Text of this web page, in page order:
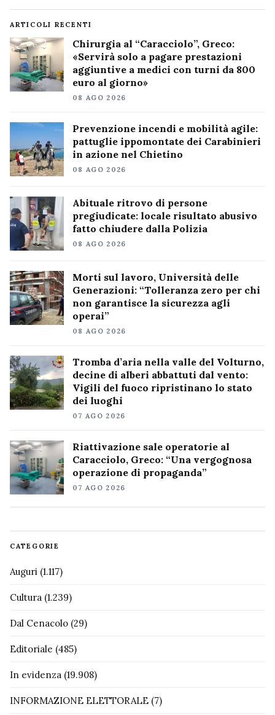
ARTICOLI RECENTI
Chirurgia al “Caracciolo”, Greco:
«Servirà solo a pagare prestazioni
aggiuntive a medici con turni da 800
euro al giorno»
08 AGO 2026
Prevenzione incendi e mobilità agile:
pattuglie ippomontate dei Carabinieri
in azione nel Chietino
08 AGO 2026
Abituale ritrovo di persone
pregiudicate: locale risultato abusivo
fatto chiudere dalla Polizia
08 AGO 2026
Morti sul lavoro, Università delle
Generazioni: “Tolleranza zero per chi
non garantisce la sicurezza agli
operai”
08 AGO 2026
Tromba d’aria nella valle del Volturno,
decine di alberi abbattuti dal vento:
Vigili del fuoco ripristinano lo stato
dei luoghi
07 AGO 2026
Riattivazione sale operatorie al
Caracciolo, Greco: “Una vergognosa
operazione di propaganda”
07 AGO 2026
CATEGORIE
Auguri (1.117)
Cultura (1.239)
Dal Cenacolo (29)
Editoriale (485)
In evidenza (19.908)
INFORMAZIONE ELETTORALE (7)